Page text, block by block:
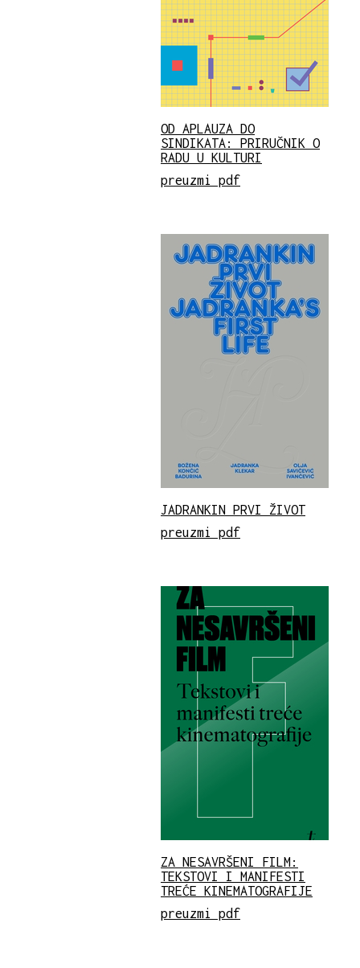
OD APLAUZA DO
SINDIKATA: PRIRUČNIK O
RADU U KULTURI
preuzmi pdf
JADRANKIN PRVI ŽIVOT
preuzmi pdf
ZA NESAVRŠENI FILM:
TEKSTOVI I MANIFESTI
TREĆE KINEMATOGRAFIJE
preuzmi pdf